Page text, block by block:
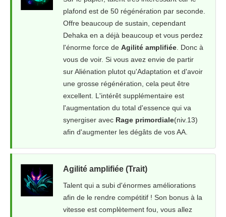
plafond est de 50 régénération par seconde.
Offre beaucoup de sustain, cependant
Dehaka en a déjà beaucoup et vous perdez
l'énorme force de Agilité amplifiée . Donc à
vous de voir. Si vous avez envie de partir
sur Aliénation plutot qu'Adaptation et d'avoir
une grosse régénération, cela peut être
excellent. L'intérêt supplémentaire est
l'augmentation du total d'essence qui va
synergiser avec Rage primordiale(niv.13)
afin d'augmenter les dégâts de vos AA.
Agilité amplifiée (Trait)
Talent qui a subi d'énormes améliorations
afin de le rendre compétitif ! Son bonus à la
vitesse est complètement fou, vous allez